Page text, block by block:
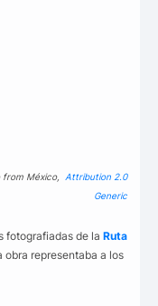
from México, Attribution 2.0
Generic
fotografiadas de la Ruta
obra representaba a los